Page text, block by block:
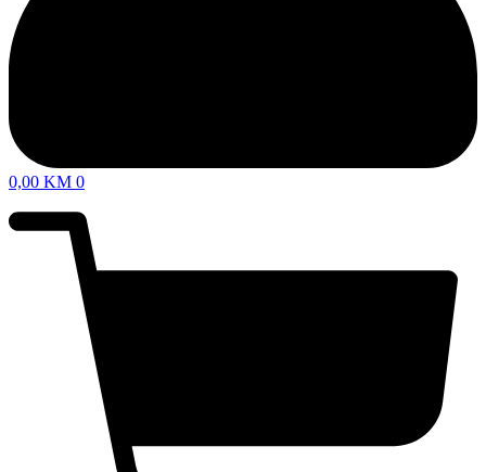
0,00 KM 0